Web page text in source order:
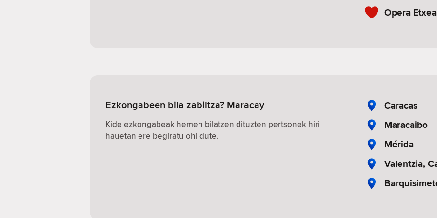
Opera Etxea
Ezkongabeen bila zabiltza? Maracay
Kide ezkongabeak hemen bilatzen dituzten pertsonek hiri
hauetan ere begiratu ohi dute.
Caracas
Maracaibo
Mérida
Valentzia,